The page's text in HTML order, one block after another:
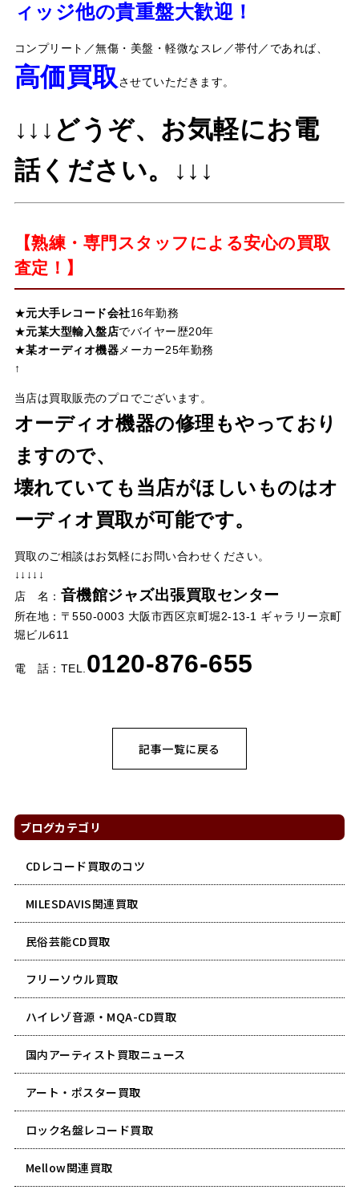
ィッジ他の貴重盤大歓迎！
コンプリート／無傷・美盤・軽微なスレ／帯付／であれば、
高価買取 させていただきます。
↓↓↓どうぞ、お気軽にお電
話ください。↓↓↓
【熟練・専門スタッフによる安心の買取
査定！】
★元大手レコード会社16年勤務
★元某大型輸入盤店でバイヤー歴20年
★某オーディオ機器 メーカー25年勤務
↑
当店は買取販売のプロでございます。
オーディオ機器の修理もやっており
ますので、
壊れていても当店がほしいものはオ
ーディオ買取が可能です。
買取のご相談はお気軽にお問い合わせください。
↓↓↓↓↓
店 名： 音機館ジャズ出張買取センター
所在地：〒550-0003 大阪市西区京町堀2-13-1 ギャラリー京町
堀ビル611
電 話：TEL. 0120-876-655
記事一覧に戻る
ブログカテゴリ
CDレコード買取のコツ
MILESDAVIS関連買取
民俗芸能CD買取
フリーソウル買取
ハイレゾ音源・MQA-CD買取
国内アーティスト買取ニュース
アート・ポスター買取
ロック名盤レコード買取
Mellow関連買取